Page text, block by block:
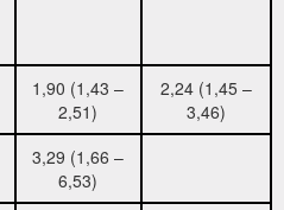
1,90 (1,43 –
2,51)
2,24 (1,45 –
3,46)
3,29 (1,66 –
6,53)